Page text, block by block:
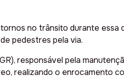
no trânsito durante essa
pedestres pela via.
responsável pela
realizando o enrocamento